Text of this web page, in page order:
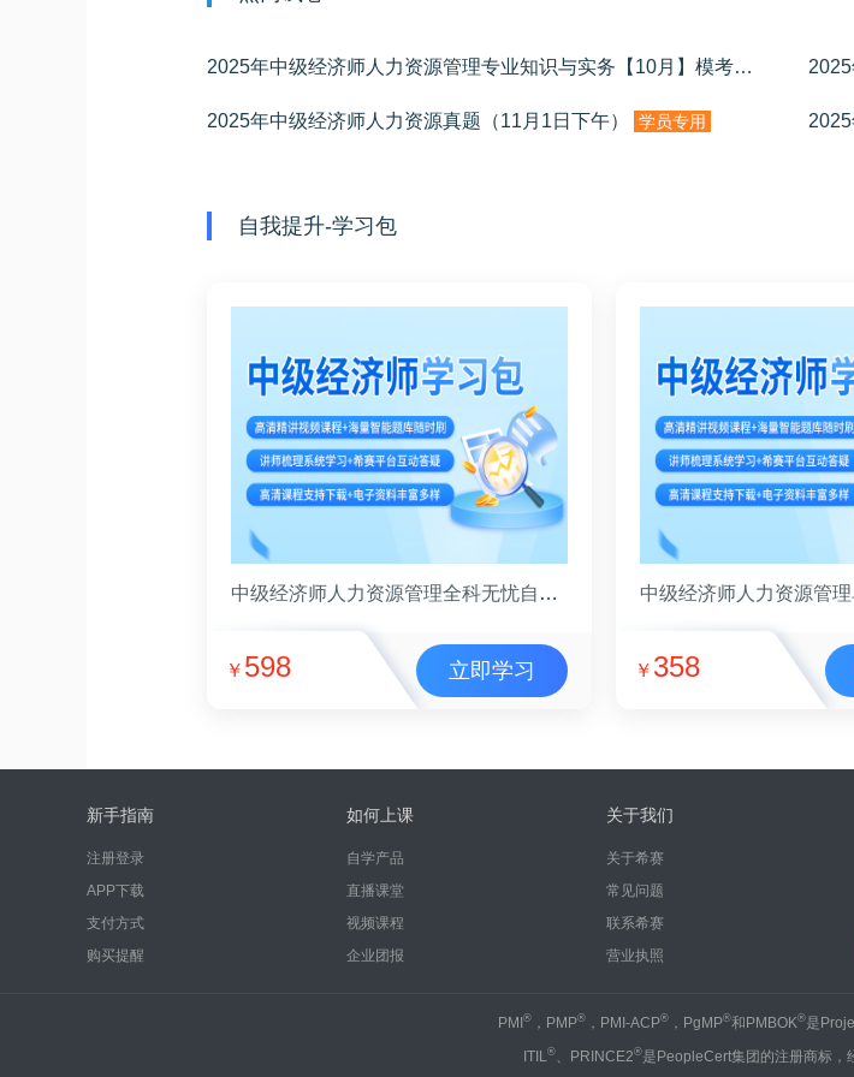
2025年中级经济师人力资源管理专业知识与实务【10月】模考学员专用
2025年中级经济师人力资源真题（11月1日下午） 学员专用
自我提升-学习包
中级经济师人力资源管理全科无忧自学包
￥ 598 立即学习 ￥ 358
新手指南
注册登录
APP下载
支付方式
购买提醒
如何上课
自学产品
直播课堂
视频课程
企业团报
关于我们
关于希赛
常见问题
联系希赛
营业执照
PMI®，PMP®，PMI-ACP®，PgMP®和PMBOK®是
ITIL®、PRINCE2®是PeopleCert集团的注册商标，